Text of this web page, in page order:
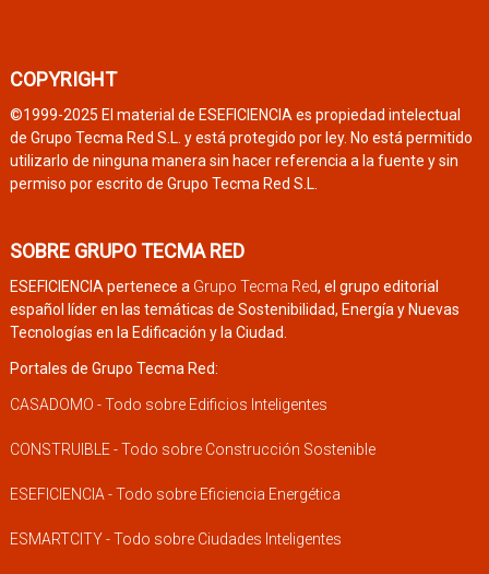
COPYRIGHT
©1999-2025 El material de ESEFICIENCIA es propiedad intelectual
de Grupo Tecma Red S.L. y está protegido por ley. No está permitido
utilizarlo de ninguna manera sin hacer referencia a la fuente y sin
permiso por escrito de Grupo Tecma Red S.L.
SOBRE GRUPO TECMA RED
ESEFICIENCIA pertenece a Grupo Tecma Red, el grupo editorial
español líder en las temáticas de Sostenibilidad, Energía y Nuevas
Tecnologías en la Edificación y la Ciudad.
Portales de Grupo Tecma Red:
CASADOMO - Todo sobre Edificios Inteligentes
CONSTRUIBLE - Todo sobre Construcción Sostenible
ESEFICIENCIA - Todo sobre Eficiencia Energética
ESMARTCITY - Todo sobre Ciudades Inteligentes